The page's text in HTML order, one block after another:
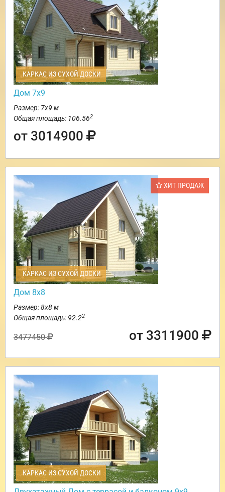
КАРКАС ИЗ СУХОЙ ДОСКИ
Дом 7х9
Размер: 7х9 м
Общая площадь: 106.562
от 3014900
ХИТ ПРОДАЖ
КАРКАС ИЗ СУХОЙ ДОСКИ
Дом 8х8
Размер: 8х8 м
Общая площадь: 92.22
3477450 от 3311900
КАРКАС ИЗ СУХОЙ ДОСКИ